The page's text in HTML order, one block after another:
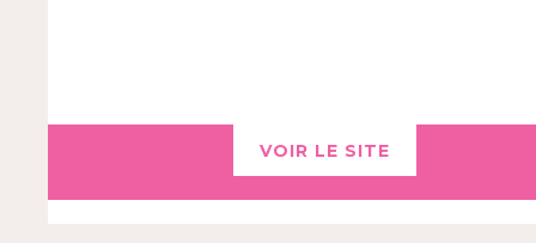
VOIR LE SITE